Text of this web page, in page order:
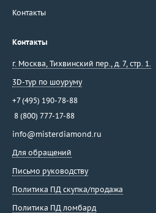
Контакты
Контакты
г. Москва Тихвинский пер., д. 7, стр. 1.
3D-тур по шоуруму
+7 (495) 190-78-88
8 (800) 777-17-88
info@misterdiamond.ru
Для обращений
Письмо руководству
Политика ПД скупка/продажа
Политика ПД ломбард